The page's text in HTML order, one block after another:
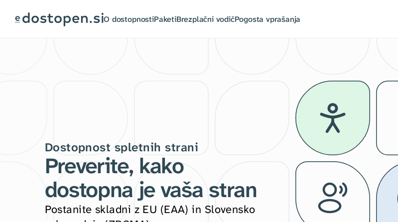
vsebino
O dostopnostiPaketiBrezplačni vodičPogosta vprašanja
Dostopnost spletnih strani
Preverite, kako
dostopna je vaša stran
Postanite skladni z EU (EAA) in Slovensko